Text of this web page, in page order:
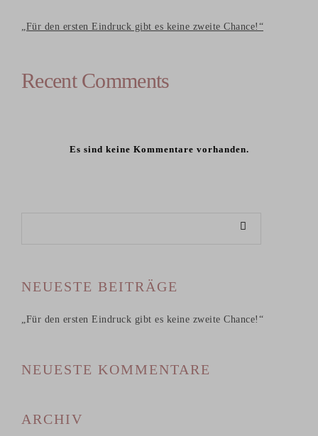
„Für den ersten Eindruck gibt es keine zweite Chance!“
Recent Comments
Es sind keine Kommentare vorhanden.
NEUESTE BEITRÄGE
„Für den ersten Eindruck gibt es keine zweite Chance!“
NEUESTE KOMMENTARE
ARCHIV